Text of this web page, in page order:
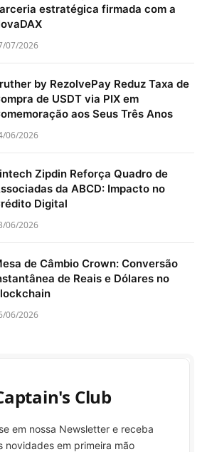
estratégica firmada com a
07/2026
by RezolvePay Reduz Taxa de
de USDT via PIX em
aos Seus Três Anos
06/2026
Zipdin Reforça Quadro de
da ABCD: Impacto no
Digital
06/2026
de Câmbio Crown: Conversão
de Reais e Dólares no
06/2026
Club
em nossa Newsletter e receba
novidades em primeira mão